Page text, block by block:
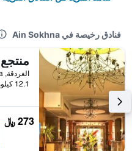
فنادق رخيصة في Ain Sokhna
الغردقة, Ain Sokhna, مصر
12.1 كيلومتر عن وسط المدينة
273 ﷼